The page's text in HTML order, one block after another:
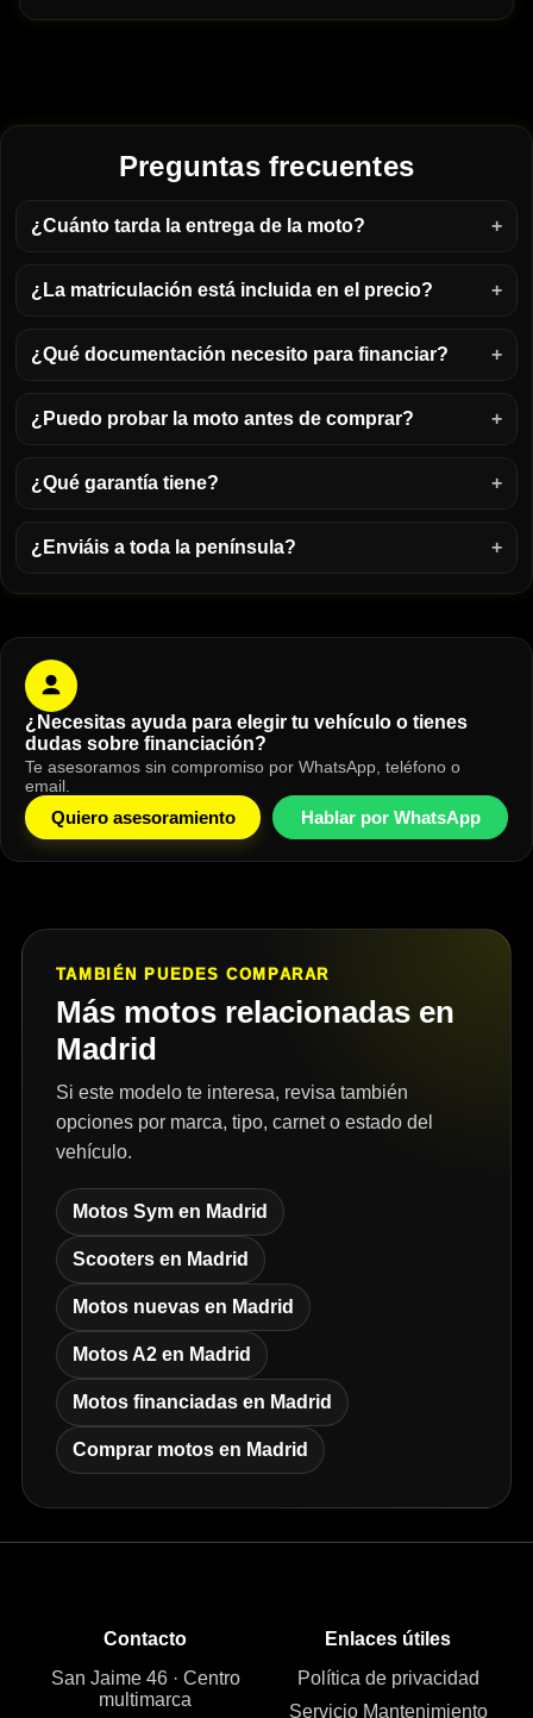
Preguntas frecuentes
¿Cuánto tarda la entrega de la moto?
¿La matriculación está incluida en el precio?
¿Qué documentación necesito para financiar?
¿Puedo probar la moto antes de comprar?
¿Qué garantía tiene?
¿Enviáis a toda la península?
¿Necesitas ayuda para elegir tu vehículo o tienes
dudas sobre financiación?
Te asesoramos sin compromiso por WhatsApp, teléfono o
email.
Quiero asesoramiento Hablar por WhatsApp
TAMBIÉN PUEDES COMPARAR
Más motos relacionadas en
Madrid
Si este modelo te interesa, revisa también
opciones por marca, tipo, carnet o estado del
vehículo.
Motos Sym en Madrid
Scooters en Madrid
Motos nuevas en Madrid
Motos A2 en Madrid
Motos financiadas en Madrid
Comprar motos en Madrid
Contacto
San Jaime 46 · Centro
multimarca
Enlaces útiles
Política de privacidad
Servicio Mantenimiento